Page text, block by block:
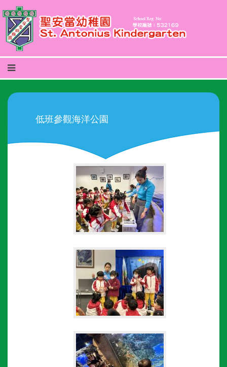
低班參觀海洋公園